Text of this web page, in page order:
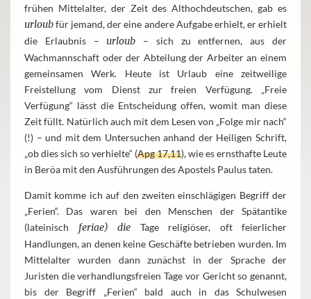
frühen Mittelalter, der Zeit des Althochdeutschen, gab es
urloubfür jemand, der eine andere Aufgabe erhielt, er erhielt
die Erlaubnis – urloub – sich zu entfernen, aus der
Wachmannschaft oder der Abteilung der Arbeiter an einem
gemeinsamen Werk. Heute ist Urlaub eine zeitweilige
Freistellung vom Dienst zur freien Verfügung. „Freie
Verfügung“ lässt die Entscheidung offen, womit man diese
Zeit füllt. Natürlich auch mit dem Lesen von „Folge mir nach“
(!) – und mit dem Untersuchen anhand der Heiligen Schrift,
„ob dies sich so verhielte“ (Apg 17,11), wie es ernsthafte Leute
in Beröa mit den Ausführungen des Apostels Paulus taten.
Damit komme ich auf den zweiten einschlägigen Begriff der
„Ferien“. Das waren bei den Menschen der Spätantike
(lateinisch feriae) die Tage religiöser, oft feierlicher
Handlungen, an denen keine Geschäfte betrieben wurden. Im
Mittelalter wurden dann zunächst in der Sprache der
Juristen die verhandlungsfreien Tage vor Gericht so genannt,
bis der Begriff „Ferien“ bald auch in das Schulwesen